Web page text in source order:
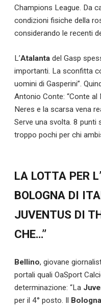
Champions League. Da
condizioni fisiche della
considerando le recenti
L’Atalanta del Gasp
importanti. La sconfitta
uomini di Gasperini”.
Antonio Conte: “Conte al
Neres e la scarsa vena
Serve una svolta. 8
troppo pochi per chi
LA LOTTA PER
BOLOGNA DI
JUVENTUS DI
CHE…”
Bellino, giovane
portali quali OaSport
determinazione: “La
per il 4° posto. Il Bologna